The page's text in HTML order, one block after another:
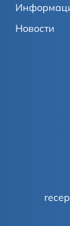
Новости